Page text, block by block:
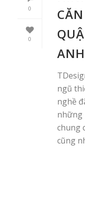
0
0
ANH
ngũ
nghề
những
chung
cũng